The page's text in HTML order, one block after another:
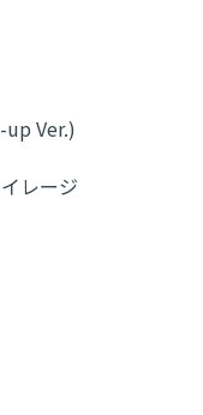
up Ver.)
レージ